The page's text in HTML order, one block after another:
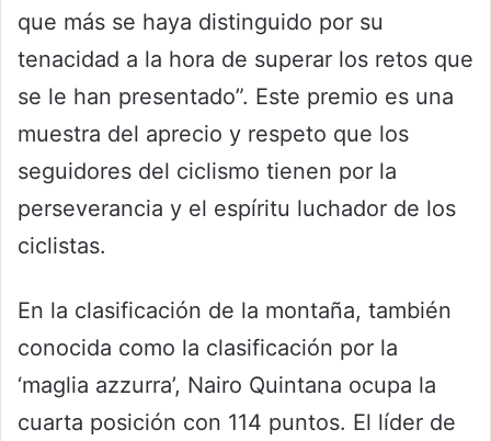
que más se haya distinguido por su
tenacidad a la hora de superar los retos que
se le han presentado”. Este premio es una
muestra del aprecio y respeto que los
seguidores del ciclismo tienen por la
perseverancia y el espíritu luchador de los
ciclistas.
En la clasificación de la montaña, también
conocida como la clasificación por la
‘maglia azzurra’, Nairo Quintana ocupa la
cuarta posición con 114 puntos. El líder de